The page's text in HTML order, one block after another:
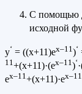
С помощью
исходной
y‘ = ((х+11)eх–11 )‘
11+(х+11)·(eх–11)‘
eх–11+(х+11)·eх–11